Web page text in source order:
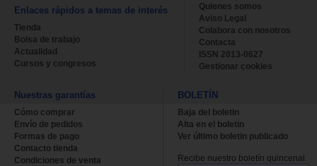
Enlaces rápidos a temas de interés
Tienda
Bolsa de trabajo
Actualidad
Cursos y congresos
Quienes somos
Aviso Legal
Colabora con nosotros
Contacta
ISSN 2013-0627
Gestionar cookies
Nuestras garantías
Cómo comprar
Envío de pedidos
Formas de pago
Contacto tienda
Condiciones de venta
BOLETÍN
Baja del boletin
Alta en el boletin
Ver último boletin publicado
Recibe nuestro boletín quincenal.